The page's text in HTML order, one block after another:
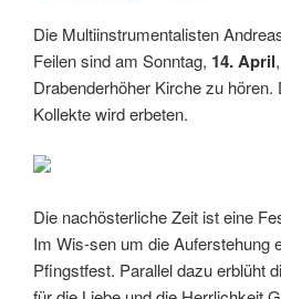
Die Multiinstrumentalisten
Feilen sind am Sonntag, 14. April
Drabenderhöher Kirche zu hören.
Kollekte wird erbeten.
Die nachösterliche Zeit ist eine
Im Wis-sen um die Auferstehung
Pfingstfest. Parallel dazu erblüht